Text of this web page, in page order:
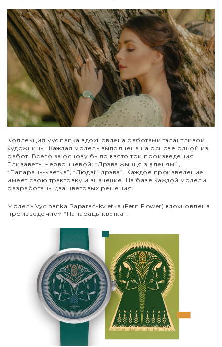
Коллекция Vycinanka вдохновлена работами талантливой
художницы. Каждая модель выполнена на основе одной из
работ. Всего за основу было взято три произведения
Елизаветы Червонцевой: “Дрэва жыцця з аленямі”,
“Папараць-кветка”, “Людзі і дрэва”. Каждое произведение
имеет свою трактовку и значение. На базе каждой модели
разработаны два цветовых решения.
Модель Vycinanka Paparać-kvietka (Fern Flower) вдохновлена
произведением “Папараць-кветка”.